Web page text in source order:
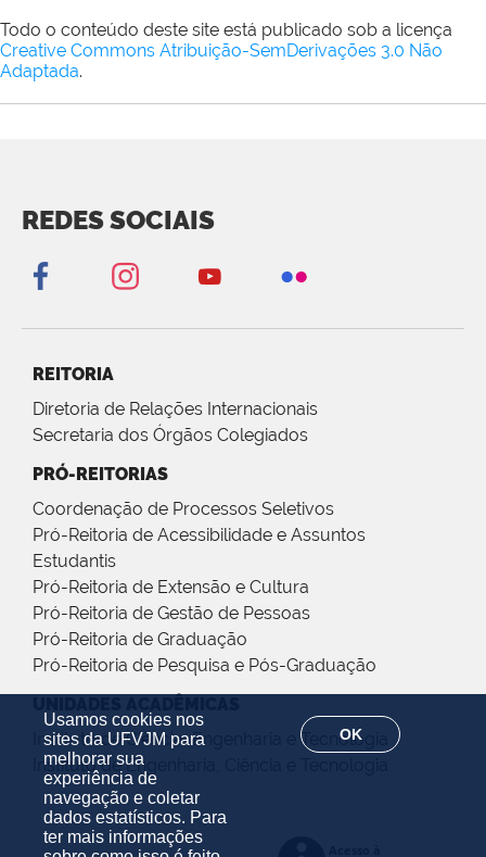
Usamos cookies nos
sites da UFVJM para
melhorar sua
experiência de
navegação e coletar
dados estatísticos. Para
ter mais informações
OK
Todo o conteúdo deste site está publicado sob a licença
Creative Commons Atribuição-SemDerivações 3.0 Não
Adaptada.
REDES SOCIAIS
REITORIA
Diretoria de Relações Internacionais
Secretaria dos Órgãos Colegiados
PRÓ-REITORIAS
Coordenação de Processos Seletivos
Pró-Reitoria de Acessibilidade e Assuntos
Estudantis
Pró-Reitoria de Extensão e Cultura
Pró-Reitoria de Gestão de Pessoas
Pró-Reitoria de Graduação
Pró-Reitoria de Pesquisa e Pós-Graduação
Instituto de Ciência, Engenharia e Tecnologia
Instituto de Engenharia, Ciência e Tecnologia